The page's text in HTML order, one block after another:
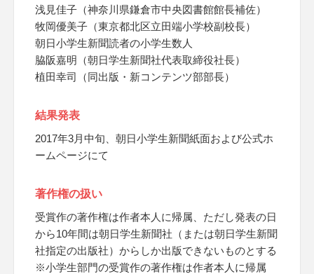
浅見佳子（神奈川県鎌倉市中央図書館館長補佐）
牧岡優美子（東京都北区立田端小学校副校長）
朝日小学生新聞読者の小学生数人
脇阪嘉明（朝日学生新聞社代表取締役社長）
植田幸司（同出版・新コンテンツ部部長）
結果発表
2017年3月中旬、朝日小学生新聞紙面および公式ホ
ームページにて
著作権の扱い
受賞作の著作権は作者本人に帰属、ただし発表の日
から10年間は朝日学生新聞社（または朝日学生新聞
社指定の出版社）からしか出版できないものとする
※小学生部門の受賞作の著作権は作者本人に帰属